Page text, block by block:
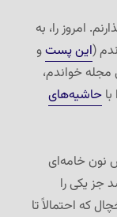
امروز را، به
(این پستو
مجله خواندم،
حاشیه‌های
نون خامه‌ای
جز یکی را
که احتمالاً تا